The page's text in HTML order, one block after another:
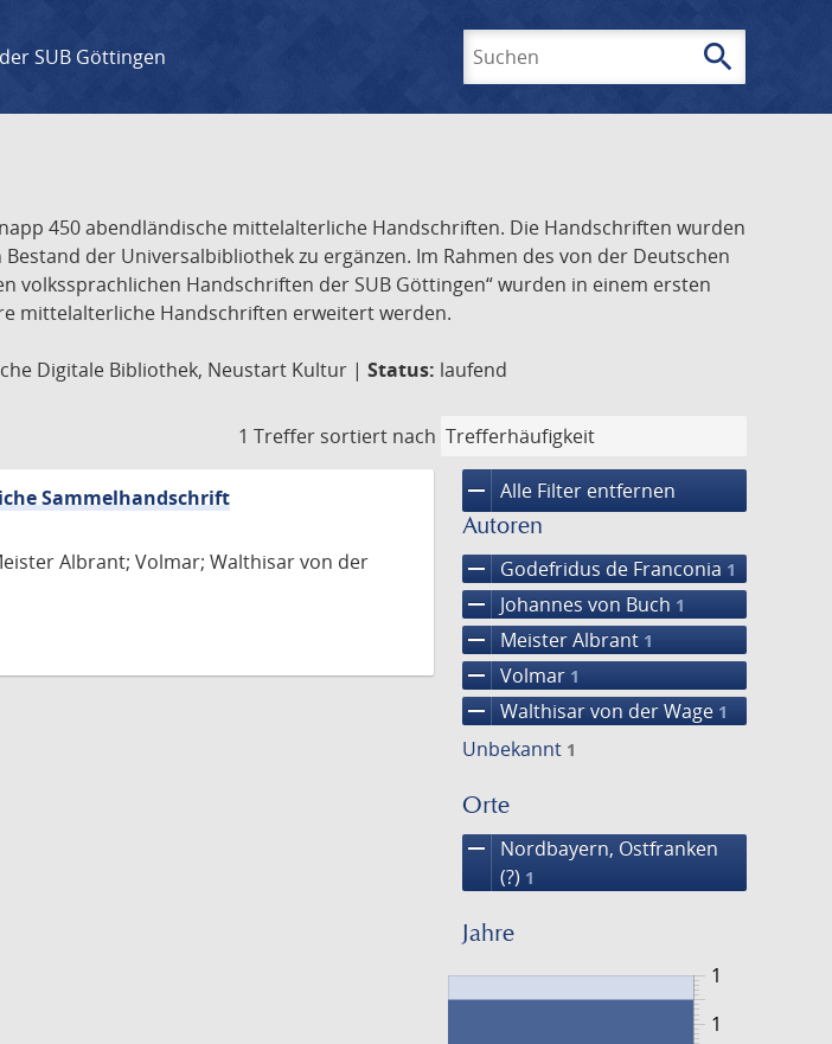
SUB Göttingen search
450 abendländische mittelalterliche Handschriften. Die Handschriften wurden
der Universalbibliothek zu ergänzen. Im Rahmen des von der Deutschen
Handschriften der SUB Göttingen“ wurden in einem ersten
mittelalterliche Handschriften erweitert werden.
Digitale Bibliothek, Neustart Kultur | Status: laufend
1 Treffer sortiert nach
remove Alle Filter entfernen
Autoren
remove Godefridus de Franconia 1
remove Johannes von Buch 1
remove Meister Albrant 1
remove Volmar 1
remove Walthisar von der Wage 1
Unbekannt 1
Orte
remove
Nordbayern, Ostfranken
(?) 1
Jahre
1
1
Sammelhandschrift
Albrant; Volmar; Walthisar von der